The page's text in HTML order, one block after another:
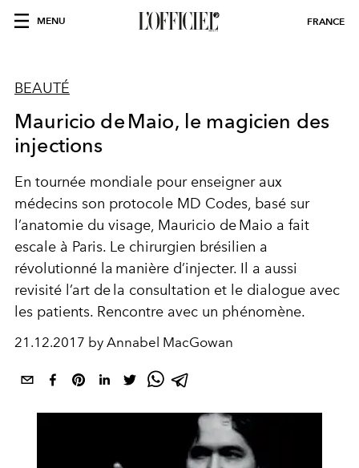
MENU FRANCE
BEAUTÉ
Mauricio de Maio, le magicien des
injections
En tournée mondiale pour enseigner aux
médecins son protocole MD Codes, basé sur
l’anatomie du visage, Mauricio de Maio a fait
escale à Paris. Le chirurgien brésilien a
révolutionné la manière d’injecter. Il a aussi
revisité l’art de la consultation et le dialogue avec
les patients. Rencontre avec un phénomène.
21.12.2017 by Annabel MacGowan